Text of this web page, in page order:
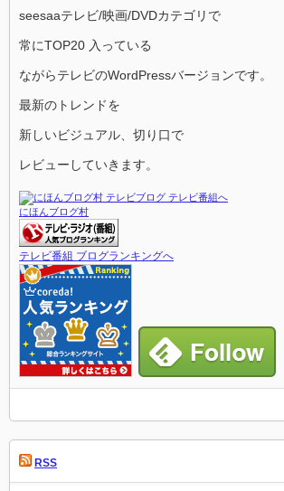
seesaaテレビ/映画/DVDカテゴリで
常にTOP20 入っている
ながらテレビのWordPressバージョンです。
最新のトレンドを
新しいビジュアル、切り口で
レビューしていきます。
にほんブログ村
テレビ番組 ブログランキングへ
RSS